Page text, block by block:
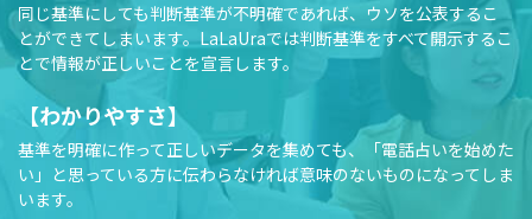
同じ基準にしても判断基準が不明確であれば、ウソを公表するこ
とができてしまいます。LaLaUraでは判断基準をすべて開示するこ
とで情報が正しいことを宣言します。
【わかりやすさ】
基準を明確に作って正しいデータを集めても、「電話占いを始めた
い」と思っている方に伝わらなければ意味のないものになってしま
います。